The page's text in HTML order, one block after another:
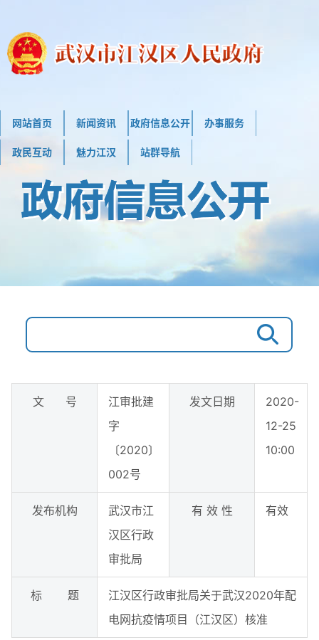
网站首页 新闻资讯 政府信息公开 办事服务
政民互动 魅力江汉 站群导航
文 号
江审批建
字
〔2020〕
002号
发文日期
2020-
12-25
10:00
发布机构
武汉市江
汉区行政
审批局
有 效 性 有效
标 题
江汉区行政审批局关于武汉2020年配
电网抗疫情项目（江汉区）核准